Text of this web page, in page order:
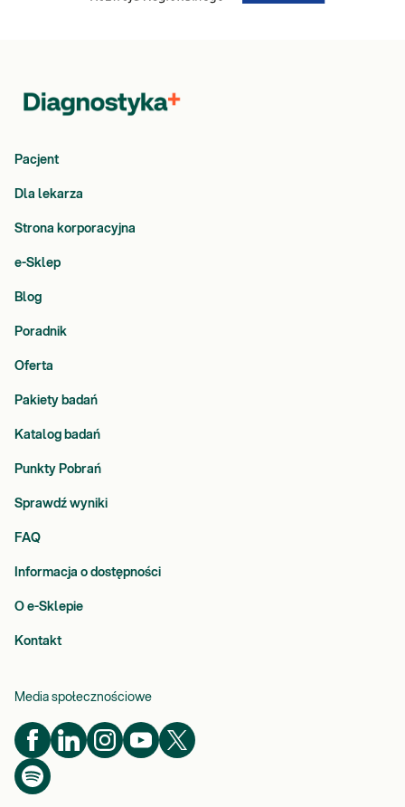
Pacjent
Dla lekarza
Strona korporacyjna
e-Sklep
Blog
Poradnik
Oferta
Pakiety badań
Katalog badań
Punkty Pobrań
Sprawdź wyniki
FAQ
Informacja o dostępności
O e-Sklepie
Kontakt
Media społecznościowe